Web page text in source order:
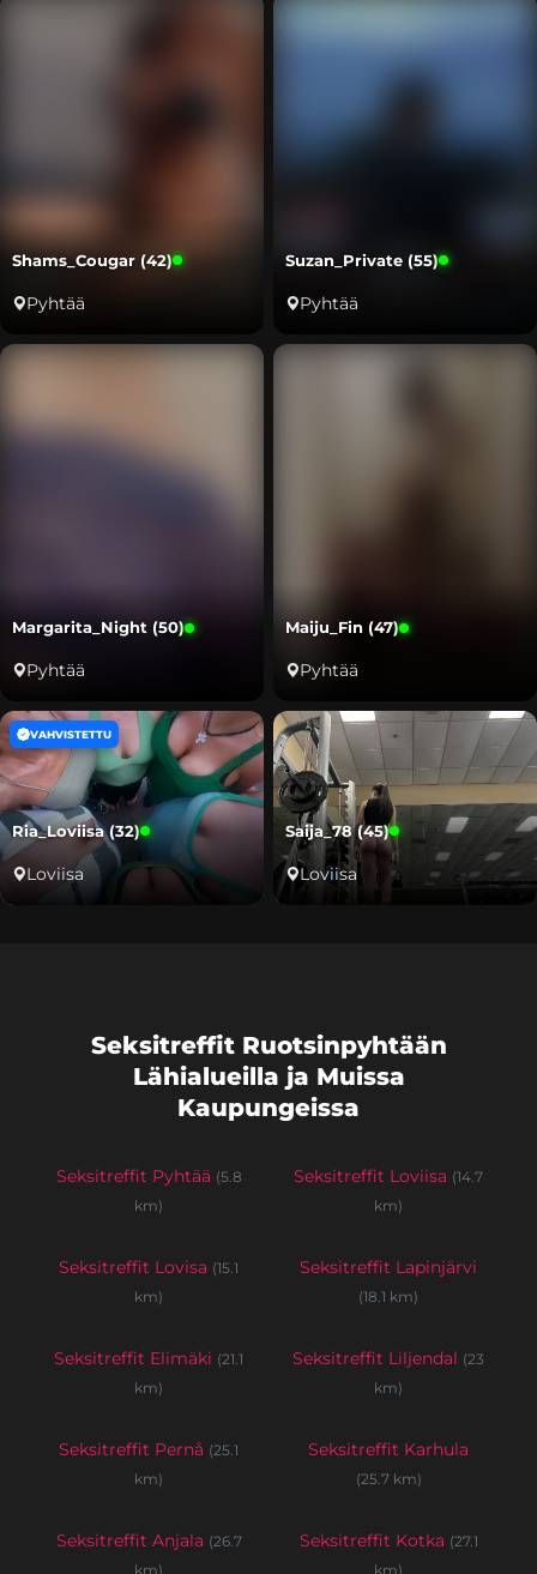
Shams_Cougar (42)
Pyhtää
Suzan_Private (55)
Pyhtää
Margarita_Night (50)
Pyhtää
Maiju_Fin (47)
Pyhtää
VAHVISTETTU
Ria_Loviisa (32)
Loviisa
Saija_78 (45)
Loviisa
Seksitreffit Ruotsinpyhtään
Lähialueilla ja Muissa
Kaupungeissa
Seksitreffit Pyhtää (5.8
km)
Seksitreffit Loviisa (14.7
km)
Seksitreffit Lovisa (15.1
km)
Seksitreffit Lapinjärvi
(18.1 km)
Seksitreffit Elimäki (21.1
km)
Seksitreffit Liljendal (23
km)
Seksitreffit Pernå (25.1
km)
Seksitreffit Karhula
(25.7 km)
Seksitreffit Anjala (26.7
km)
Seksitreffit Kotka (27.1
km)